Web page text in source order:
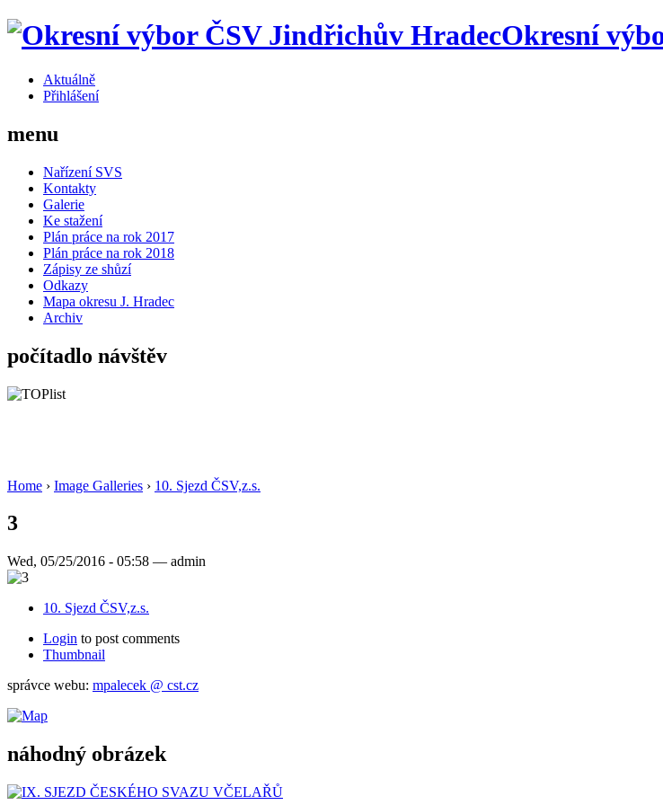
Okresní
Aktuálně
Přihlášení
menu
Nařízení SVS
Kontakty
Galerie
Ke stažení
Plán práce na rok 2017
Plán práce na rok 2018
Zápisy ze shůzí
Odkazy
Mapa okresu J. Hradec
Archiv
počítadlo návštěv
Home › Image Galleries › 10. Sjezd ČSV,z.s.
3
Wed, 05/25/2016 - 05:58 — admin
10. Sjezd ČSV,z.s.
Login to post comments
Thumbnail
správce webu: mpalecek @ cst.cz
náhodný obrázek